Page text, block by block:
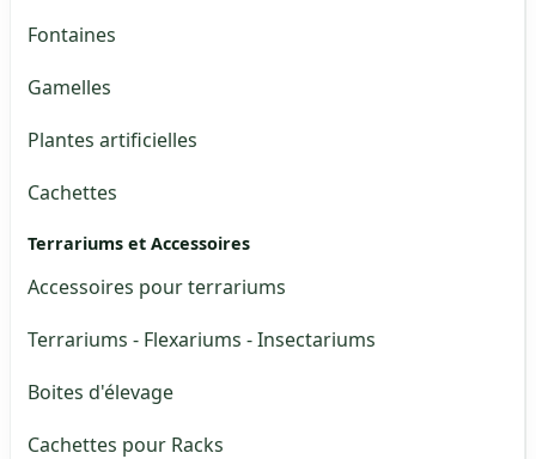
Fontaines
Gamelles
Plantes artificielles
Cachettes
Terrariums et Accessoires
Accessoires pour terrariums
Terrariums - Flexariums - Insectariums
Boites d'élevage
Cachettes pour Racks